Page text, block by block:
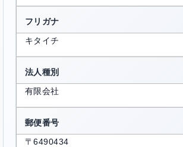
フリガナ
キタイチ
法人種別
有限会社
郵便番号
〒6490434